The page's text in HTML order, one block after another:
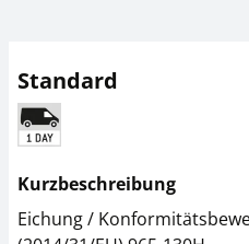
Standard
Kurzbeschreibung
Eichung /